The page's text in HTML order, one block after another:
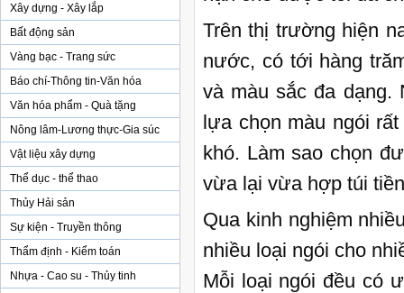
Xây dựng - Xây lắp
Bất động sản
Vàng bạc - Trang sức
Báo chí-Thông tin-Văn hóa
Văn hóa phẩm - Quà tặng
Nông lâm-Lương thực-Gia súc
Vật liệu xây dựng
Thể dục - thể thao
Thủy Hải sản
Sự kiện - Truyền thông
Thẩm định - Kiểm toán
Nhựa - Cao su - Thủy tinh
Trên thị trường hiện
nước, có tới hàng
và màu sắc đa dạng.
lựa chọn màu ngói
khó. Làm sao chọn
vừa lại vừa hợp túi
Qua kinh nghiệm
nhiều loại ngói cho
Mỗi loại ngói đều có